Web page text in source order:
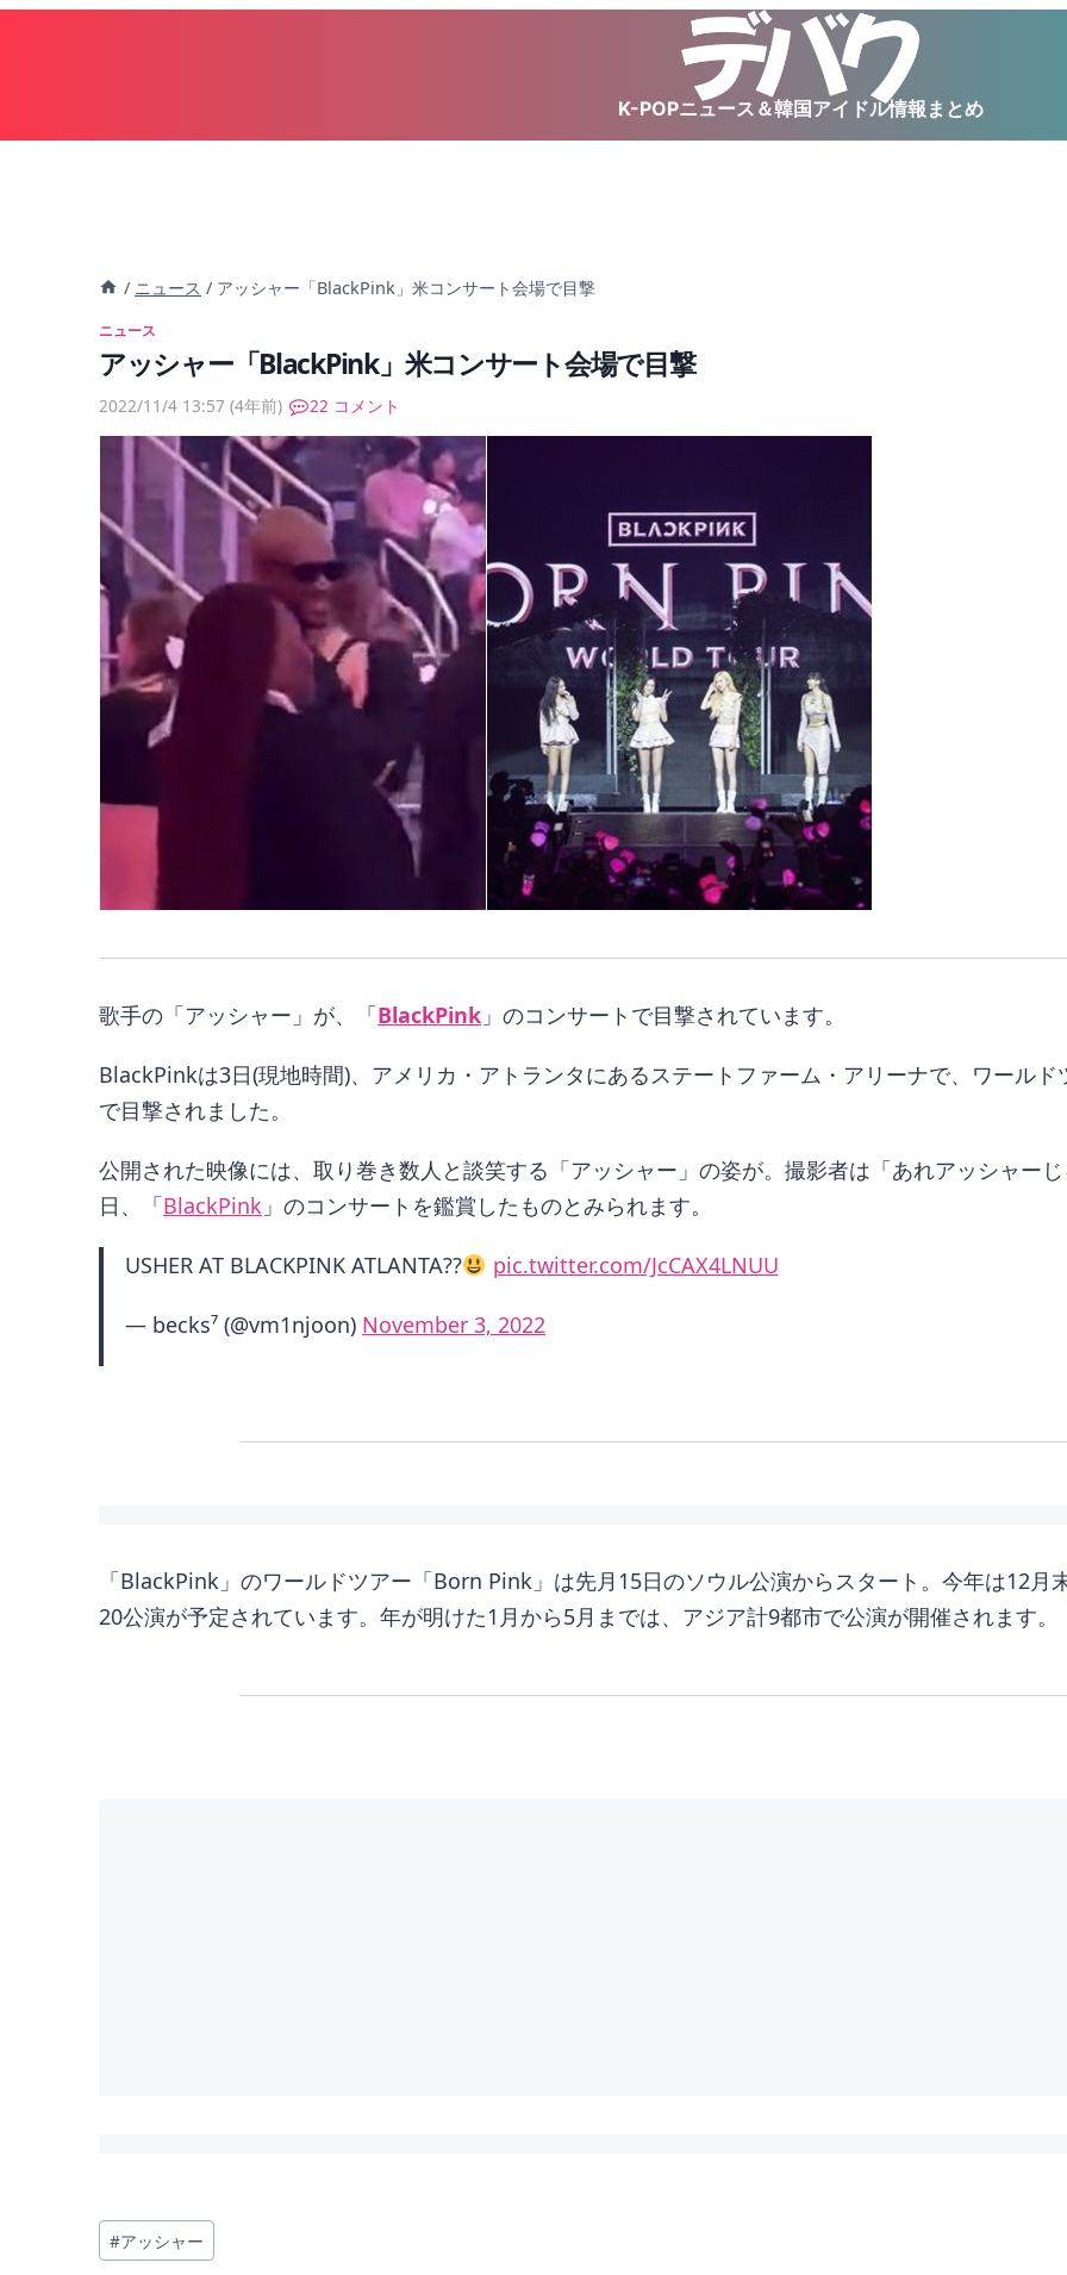
K-POPニュース＆韓国アイドル情報まとめ
/ ニュース / アッシャー「BlackPink」米コンサート会場で目撃
ニュース
アッシャー「BlackPink」米コンサート会場で目撃
2022/11/4 13:57 (4年前) 22 コメント
歌手の「アッシャー」が、「BlackPink 」のコンサートで目撃されています。
BlackPinkは3日(現地時間)、アメリカ・アトランタにあるステートファーム・アリーナで、ワール
で目撃されました。
公開された映像には、取り巻き数人と談笑する「アッシャー」の姿が。撮影者は「あれアッシャー
日、「BlackPink 」のコンサートを鑑賞したものとみられます。
USHER AT BLACKPINK ATLANTA?? pic.twitter.com/JcCAX4LNUU
— becks⁷ (@vm1njoon) November 3, 2022
「BlackPink」のワールドツアー「Born Pink」は先月15日のソウル公演からスタート。今年は12月
20公演が予定されています。年が明けた1月から5月までは、アジア計9都市で公演が開催されます。
投
稿
#アッシャー